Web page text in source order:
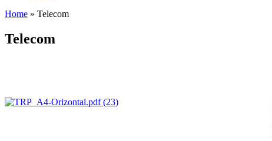
Home » Telecom
Telecom